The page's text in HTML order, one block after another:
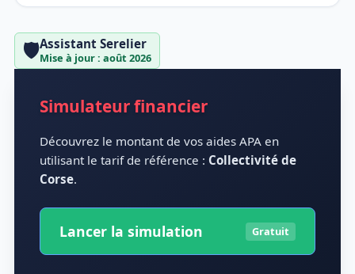
🛡️Assistant Serelier
Mise à jour : août 2026
Simulateur financier
Découvrez le montant de vos aides APA en
utilisant le tarif de référence : Collectivité de
Corse.
Lancer la simulation Gratuit